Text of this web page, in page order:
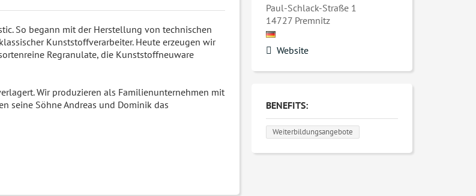
So begann mit der Herstellung von technischen
Kunststoffverarbeiter. Heute erzeugen wir
Regranulate, die Kunststoffneuware
Wir produzieren als Familienunternehmen mit
seine Söhne Andreas und Dominik das
Paul-Schlack-Straße 1
14727 Premnitz
Website
BENEFITS:
Weiterbildungsangebote